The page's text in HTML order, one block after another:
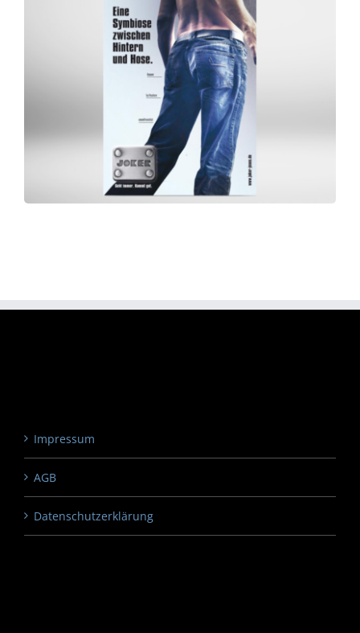
Impressum
AGB
Datenschutzerklärung